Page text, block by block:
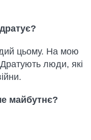
цьому. На мою
люди, які
майбутнє?